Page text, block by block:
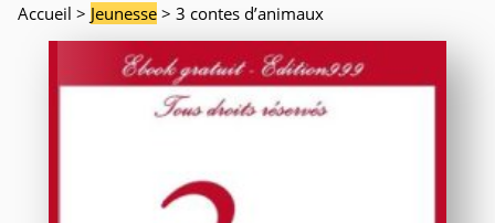
Accueil > Jeunesse > 3 contes d’animaux